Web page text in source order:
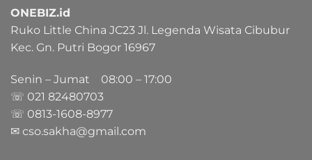
ONEBIZ.id
Ruko Little China JC23 Jl. Legenda Wisata Cibubur
Kec. Gn. Putri Bogor 16967
Senin – Jumat 08:00 – 17:00
☏ 021 82480703
☏ 0813-1608-8977
✉ cso.sakha@gmail.com